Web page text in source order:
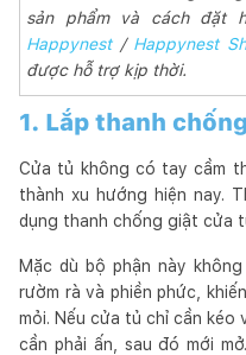
sản phẩm và cách đặt
Happynest/ Happynest
được hỗ trợ kịp thời.
1. Lắp thanh
Cửa tủ không có tay cầm
thành xu hướng hiện nay.
dụng thanh chống giật cửa
Mặc dù bộ phận này
rườm rà và phiền phức,
mỏi. Nếu cửa tủ chỉ cần
cần phải ấn, sau đó mới